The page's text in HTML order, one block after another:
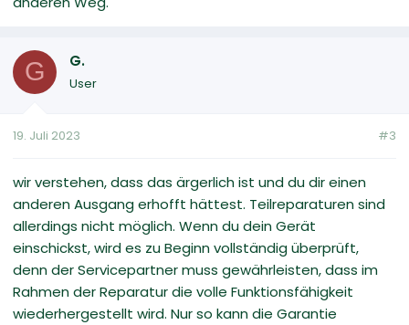
G G.
User
19. Juli 2023 #3
wir verstehen, dass das ärgerlich ist und du dir einen
anderen Ausgang erhofft hättest. Teilreparaturen sind
allerdings nicht möglich. Wenn du dein Gerät
einschickst, wird es zu Beginn vollständig überprüft,
denn der Servicepartner muss gewährleisten, dass im
Rahmen der Reparatur die volle Funktionsfähigkeit
wiederhergestellt wird. Nur so kann die Garantie